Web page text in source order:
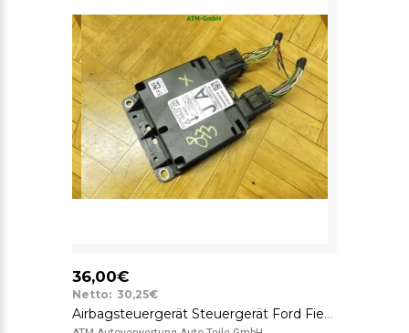
36,00€
Netto: 30,25€
Airbagsteuergerät Steuergerät Ford Fiesta 5 V 5S6T14B056JA FoMoCo